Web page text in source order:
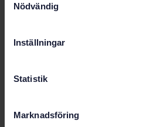
Nödvändig
Inställningar
Statistik
Marknadsföring
Product information
Language:
International title: